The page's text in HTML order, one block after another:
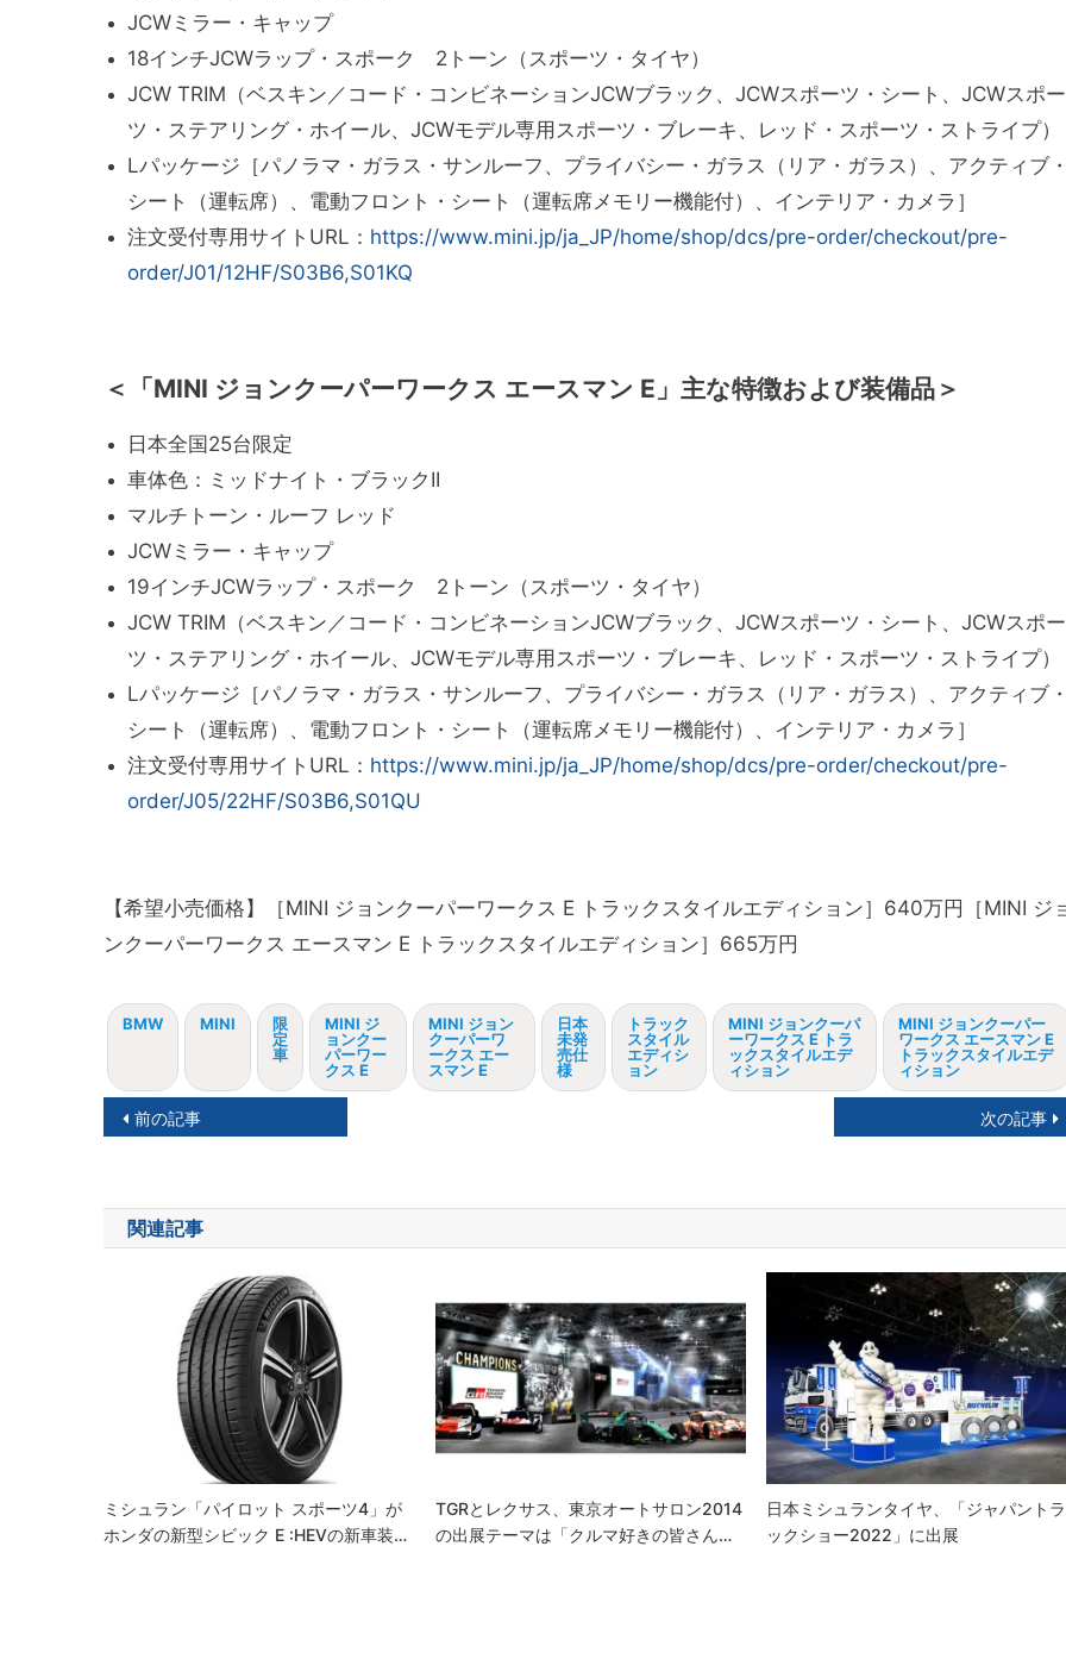
JCWミラー・キャップ
18インチJCWラップ・スポーク 2トーン（スポーツ・タイヤ）
JCW TRIM（ベスキン／コード・コンビネーションJCWブラック、JCWスポーツ・シート、JCWスポー
ツ・ステアリング・ホイール、JCWモデル専用スポーツ・ブレーキ、レッド・スポーツ・ストライプ）
Lパッケージ［パノラマ・ガラス・サンルーフ、プライバシー・ガラス（リア・ガラス）、アクティブ
シート（運転席）、電動フロント・シート（運転席メモリー機能付）、インテリア・カメラ］
注文受付専用サイトURL ： https://www.mini.jp/ja_JP/home/shop/dcs/pre-order/checkout/pre-
order/J01/12HF/S03B6,S01KQ
＜「MINI ジョンクーパーワークス エースマン E」主な特徴および装備品＞
日本全国25台限定
車体色：ミッドナイト・ブラックII
マルチトーン・ルーフ レッド
JCWミラー・キャップ
19インチJCWラップ・スポーク 2トーン（スポーツ・タイヤ）
JCW TRIM（ベスキン／コード・コンビネーションJCWブラック、JCWスポーツ・シート、JCWスポー
ツ・ステアリング・ホイール、JCWモデル専用スポーツ・ブレーキ、レッド・スポーツ・ストライプ）
Lパッケージ［パノラマ・ガラス・サンルーフ、プライバシー・ガラス（リア・ガラス）、アクティブ
シート（運転席）、電動フロント・シート（運転席メモリー機能付）、インテリア・カメラ］
注文受付専用サイトURL ： https://www.mini.jp/ja_JP/home/shop/dcs/pre-order/checkout/pre-
order/J05/22HF/S03B6,S01QU
【希望小売価格】［MINI ジョンクーパーワークス E トラックスタイルエディション］640万円［MINI ジ
ンクーパーワークス エースマン E トラックスタイルエディション］665万円
BMW MINI
限
定
車
MINI ジ
ョンクー
パーワー
クス E
MINI ジョン
クーパーワ
ークス エー
スマン E
日本
未発
売仕
様
トラック
スタイル
エディシ
ョン
MINI ジョンクーパ
ーワークス E トラ
ックスタイルエデ
ィション
MINI ジョンクーパー
ワークス エースマン E
トラックスタイルエデ
ィション
投
ナ
ビ
前の記事 次の記事
関連記事
ミシュラン「パイロット スポーツ4」が
ホンダの新型シビック E :HEVの新車装…
TGRとレクサス、東京オートサロン2014
の出展テーマは「クルマ好きの皆さん…
日本ミシュランタイヤ、「ジャパントラ
ックショー2022」に出展